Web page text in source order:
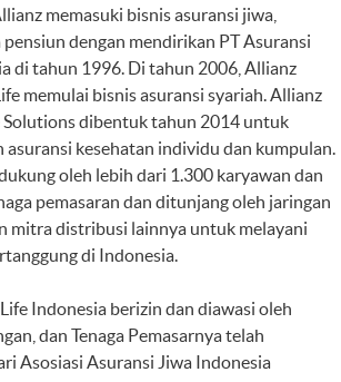
memasuki bisnis asuransi jiwa,
pensiun dengan mendirikan PT Asuransi
di tahun 1996. Di tahun 2006, Allianz
memulai bisnis asuransi syariah. Allianz
dibentuk tahun 2014 untuk
asuransi kesehatan individu dan kumpulan.
oleh lebih dari 1.300 karyawan dan
pemasaran dan ditunjang oleh jaringan
mitra distribusi lainnya untuk melayani
di Indonesia.
Indonesia berizin dan diawasi oleh
dan Tenaga Pemasarnya telah
Asosiasi Asuransi Jiwa Indonesia